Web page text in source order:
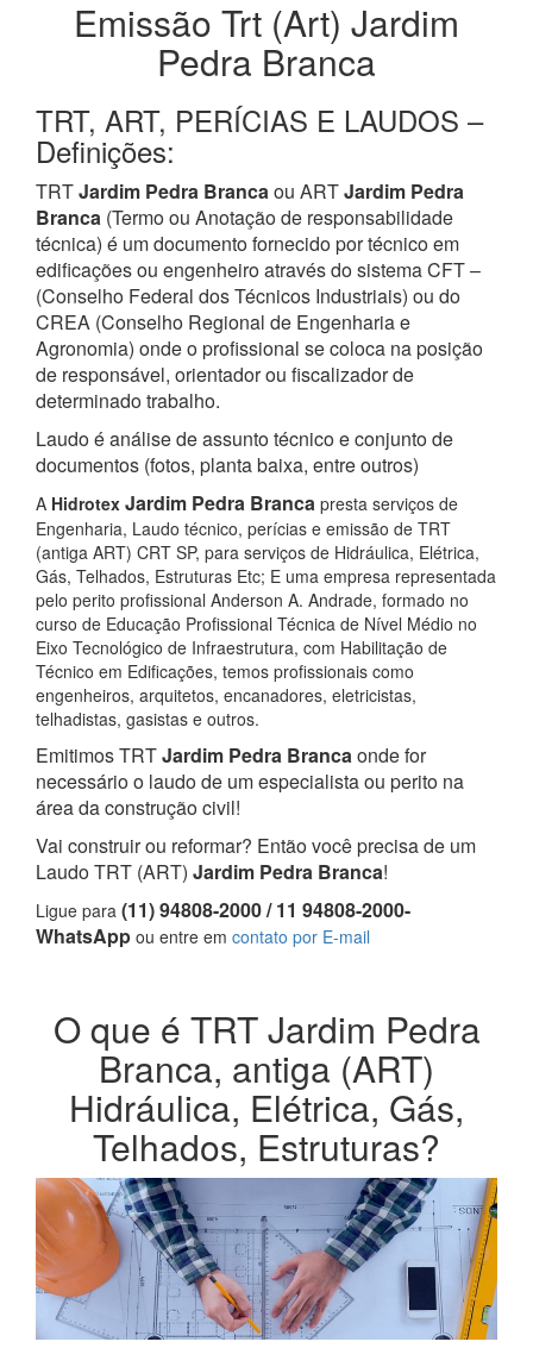
Emissão Trt (Art) Jardim
Pedra Branca
TRT, ART, PERÍCIAS E LAUDOS –
Definições:
TRTJardim Pedra Brancaou ARTJardim Pedra
Branca (Termo ou Anotação de responsabilidade
técnica) é um documento fornecido por técnico em
edificações ou engenheiro através do sistema CFT –
(Conselho Federal dos Técnicos Industriais) ou do
CREA (Conselho Regional de Engenharia e
Agronomia) onde o profissional se coloca na posição
de responsável, orientador ou fiscalizador de
determinado trabalho.
Laudo é análise de assunto técnico e conjunto de
documentos (fotos, planta baixa, entre outros)
A Hidrotex Jardim Pedra Branca presta serviços de
Engenharia, Laudo técnico, perícias e emissão de TRT
(antiga ART) CRT SP, para serviços de Hidráulica, Elétrica,
Gás, Telhados, Estruturas Etc; E uma empresa representada
pelo perito profissional Anderson A. Andrade, formado no
curso de Educação Profissional Técnica de Nível Médio no
Eixo Tecnológico de Infraestrutura, com Habilitação de
Técnico em Edificações, temos profissionais como
engenheiros, arquitetos, encanadores, eletricistas,
telhadistas, gasistas e outros.
Emitimos TRTJardim Pedra Brancaonde for
necessário o laudo de um especialista ou perito na
área da construção civil!
Vai construir ou reformar? Então você precisa de um
Laudo TRT (ART) Jardim Pedra Branca!
Ligue para (11) 94808-2000 / 11 94808-2000-
WhatsApp ou entre em contato por E-mail
O que é TRT Jardim Pedra
Branca, antiga (ART)
Hidráulica, Elétrica, Gás,
Telhados, Estruturas?